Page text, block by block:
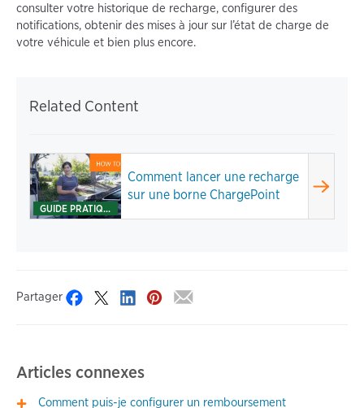
consulter votre historique de recharge, configurer des
notifications, obtenir des mises à jour sur l’état de charge de
votre véhicule et bien plus encore.
Related Content
GUIDE PRATIQUE
Comment lancer une recharge
sur une borne ChargePoint
Partager
Articles connexes
Comment puis-je configurer un remboursement